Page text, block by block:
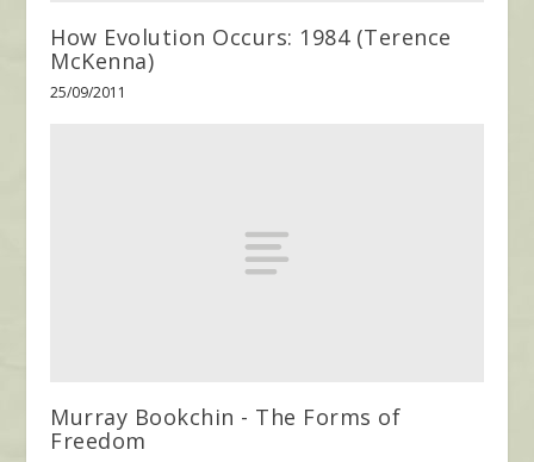
How Evolution Occurs: 1984 (Terence
McKenna)
25/09/2011
Murray Bookchin - The Forms of
Freedom